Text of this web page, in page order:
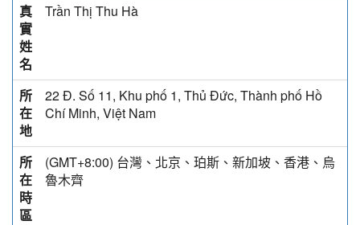
真
實
姓
名
Trần Thị Thu Hà
所
在
地
22 Đ. Số 11, Khu phố 1, Thủ Đức, Thành phố Hồ
Chí Minh, Việt Nam
所
在
時
區
(GMT+8:00) 台灣、北京、珀斯、新加坡、香港、烏
魯木齊